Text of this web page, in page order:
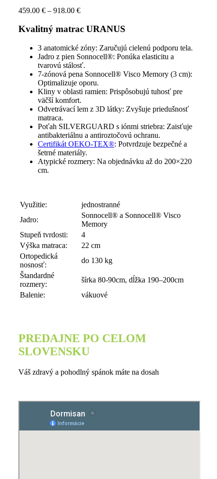
459.00 € – 918.00 €Price
459.00 €
918.00 €
Kvalitný matrac URANUS
3 anatomické zóny: Zaručujú cielenú podporu tela.
Jadro z pien Sonnocell®: Ponúka elasticitu a
tvarovú stálosť.
7-zónová pena Sonnocell® Visco Memory (3 cm):
Optimalizuje oporu.
Kliny v oblasti ramien: Prispôsobujú tuhosť pre
väčší komfort.
Odvetrávací lem z 3D látky: Zvyšuje priedušnosť
matraca.
Poťah SILVERGUARD s iónmi striebra: Zaisťuje
antibakteriálnu a antiroztočovú ochranu.
Certifikát OEKO-TEX®: Potvrdzuje bezpečné a
šetrné materiály.
Atypické rozmery: Na objednávku až do 200×220
cm.
Využitie:
jednostranné
Jadro:
Sonnocell® a Sonnocell® Visco
Memory
Stupeň tvrdosti:
4
Výška matraca:
22 cm
Ortopedická
nosnosť:
do 130 kg
Štandardné
rozmery:
šírka 80-90cm, dĺžka 190–200cm
Balenie:
vákuové
PREDAJNE PO CELOM
SLOVENSKU
Váš zdravý a pohodlný spánok máte na dosah